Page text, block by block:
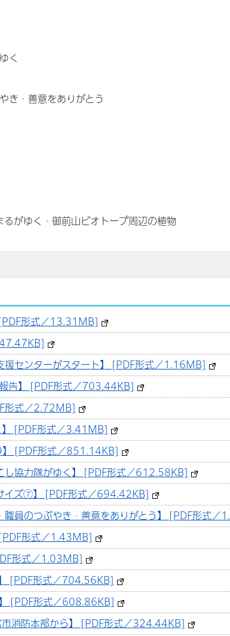
く
き・善意をありがとう
がゆく・御前山ビオトープ周辺の植物
形式／13.31MB]
センターがスタート】 [PDF形式／1.16MB]
告】 [PDF形式／703.44KB]
形式／2.72MB]
[PDF形式／3.41MB]
[PDF形式／851.14KB]
し協力隊がゆく】 [PDF形式／612.58KB]
イズ⑦】 [PDF形式／694.42KB]
職員のつぶやき・善意をありがとう】 [PDF形式／
形式／1.43MB]
形式／1.03MB]
[PDF形式／704.56KB]
[PDF形式／608.86KB]
消防本部から】 [PDF形式／324.44KB]